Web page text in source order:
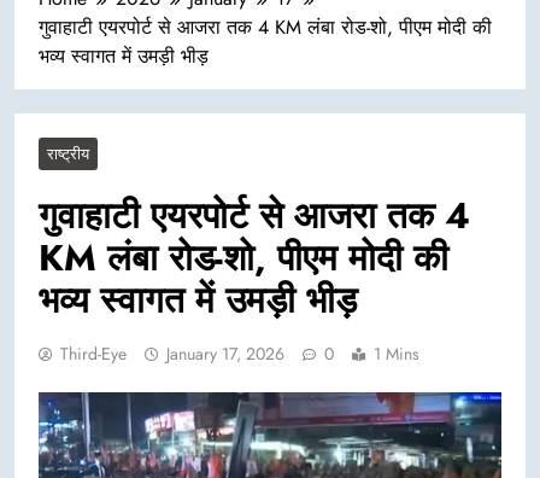
गुवाहाटी एयरपोर्ट से आजरा तक 4 KM लंबा रोड-शो, पीएम मोदी की
भव्य स्वागत में उमड़ी भीड़
राष्ट्रीय
गुवाहाटी एयरपोर्ट से आजरा तक 4
KM लंबा रोड-शो, पीएम मोदी की
भव्य स्वागत में उमड़ी भीड़
Third-Eye January 17, 2026 0 1 Mins